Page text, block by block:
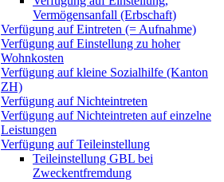
Vermögensanfall (Erbschaft)
Verfügung auf Eintreten (= Aufnahme)
Verfügung auf Einstellung zu hoher
Wohnkosten
Verfügung auf kleine Sozialhilfe (Kanton
ZH)
Verfügung auf Nichteintreten
Verfügung auf Nichteintreten auf einzelne
Leistungen
Verfügung auf Teileinstellung
Teileinstellung GBL bei
Zweckentfremdung